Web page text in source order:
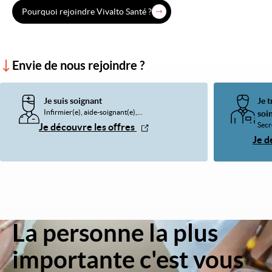
Pourquoi rejoindre Vivalto Santé ?
Envie de nous rejoindre ?
Je suis soignant
Infirmier(e), aide-soignant(e),...
Je découvre les offres
Je
Je
ImageLa personne la plus
importante c'est vous